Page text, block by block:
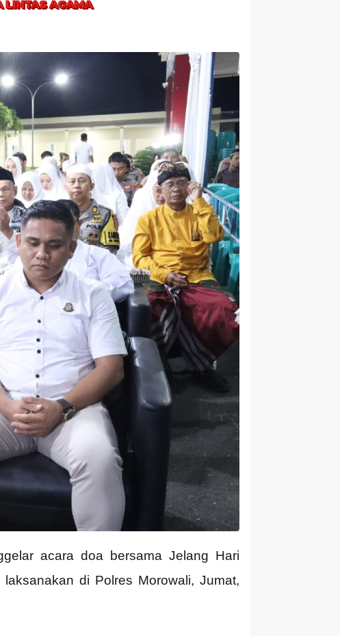
LINTAS AGAMA
acara doa bersama Jelang Hari
di Polres Morowali, Jumat,